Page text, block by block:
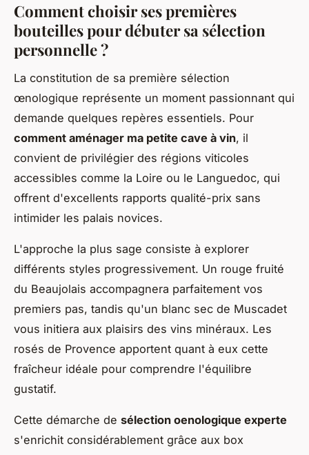
Comment choisir ses premières
bouteilles pour débuter sa sélection
personnelle ?
La constitution de sa première sélection
œnologique représente un moment passionnant qui
demande quelques repères essentiels. Pour
comment aménager ma petite cave à vin, il
convient de privilégier des régions viticoles
accessibles comme la Loire ou le Languedoc, qui
offrent d'excellents rapports qualité-prix sans
intimider les palais novices.
L'approche la plus sage consiste à explorer
différents styles progressivement. Un rouge fruité
du Beaujolais accompagnera parfaitement vos
premiers pas, tandis qu'un blanc sec de Muscadet
vous initiera aux plaisirs des vins minéraux. Les
rosés de Provence apportent quant à eux cette
fraîcheur idéale pour comprendre l'équilibre
gustatif.
Cette démarche de sélection oenologique experte
s'enrichit considérablement grâce aux box